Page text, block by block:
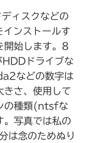
ィスクなどの
ンストールす
開始します。8
ドライブな
などの数字は
きさ、使用して
の種類(ntsfな
。写真では私の
は念のためぬり